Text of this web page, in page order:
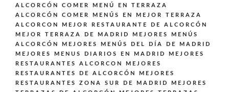
ALCORCÓN
COMER MENÚ EN TERRAZA
ALCORCÓN
COMER MENÚS EN MEJOR TERRAZA
ALCORCON
MEJOR RESTAURANTE DE ALCORCÓN
MEJOR TERRAZA DE MADRID
MEJORES MENÚS
ALCORCÓN
MEJORES MENÚS DEL DÍA DE MADRID
MEJORES MENUS DIARIOS EN MADRID
MEJORES
RESTAURANTES ALCORCON
MEJORES
RESTAURANTES DE ALCORCÓN
MEJORES
RESTAURANTES ZONA SUR DE MADRID
MEJORES